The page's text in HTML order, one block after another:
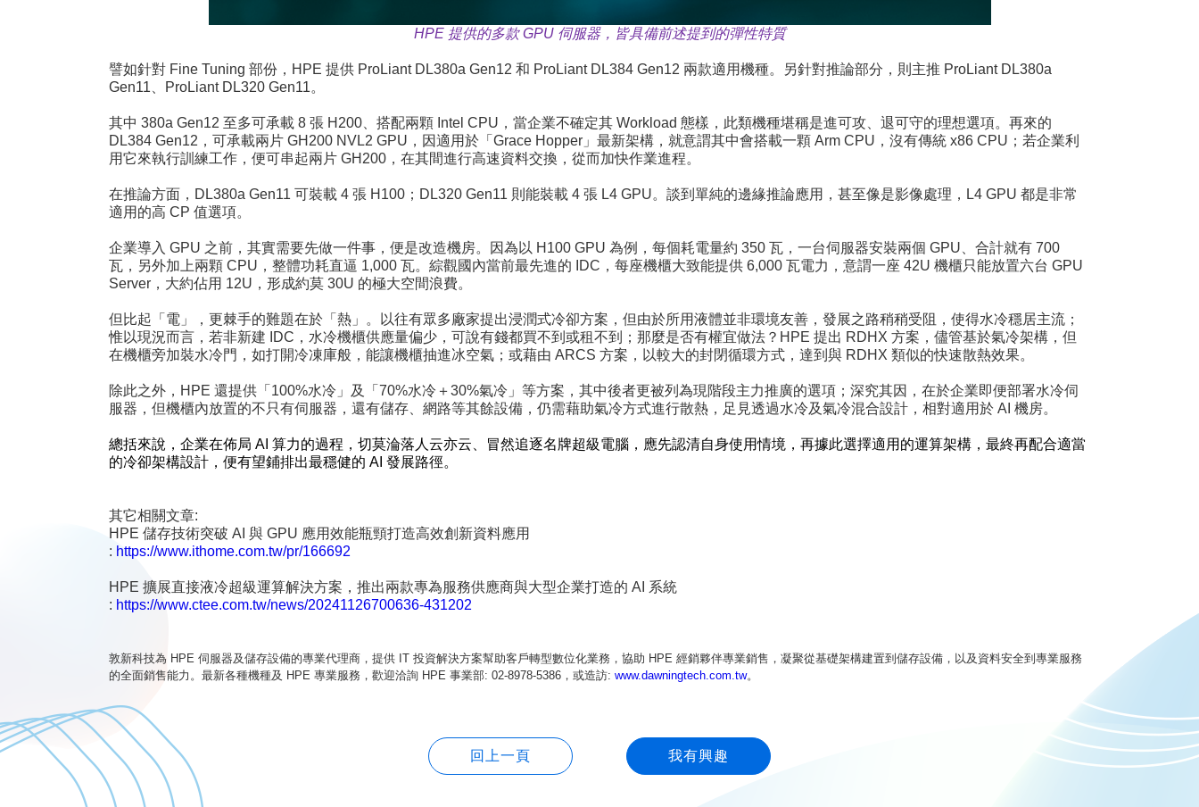
HPE 提供的多款 GPU 伺服器，皆具備前述提到的彈性特質
譬如針對 Fine Tuning 部份，HPE 提供 ProLiant DL380a Gen12 和 ProLiant DL384 Gen12 兩款適用機種。另針對推論部分，則主推 ProLiant DL380a
Gen11、ProLiant DL320 Gen11。
其中 380a Gen12 至多可承載 8 張 H200、搭配兩顆 Intel CPU，當企業不確定其 Workload 態樣，此類機種堪稱是進可攻、退可守的理想選項。再來的
DL384 Gen12，可承載兩片 GH200 NVL2 GPU，因適用於「Grace Hopper」最新架構，就意謂其中會搭載一顆 Arm CPU，沒有傳統 x86 CPU；若企業利
用它來執行訓練工作，便可串起兩片 GH200，在其間進行高速資料交換，從而加快作業進程。
在推論方面，DL380a Gen11 可裝載 4 張 H100；DL320 Gen11 則能裝載 4 張 L4 GPU。談到單純的邊緣推論應用，甚至像是影像處理，L4 GPU 都是非常
適用的高 CP 值選項。
企業導入 GPU 之前，其實需要先做一件事，便是改造機房。因為以 H100 GPU 為例，每個耗電量約 350 瓦，一台伺服器安裝兩個 GPU、合計就有 700
瓦，另外加上兩顆 CPU，整體功耗直逼 1,000 瓦。綜觀國內當前最先進的 IDC，每座機櫃大致能提供 6,000 瓦電力，意謂一座 42U 機櫃只能放置六台 GPU
Server，大約佔用 12U，形成約莫 30U 的極大空間浪費。
但比起「電」，更棘手的難題在於「熱」。以往有眾多廠家提出浸潤式冷卻方案，但由於所用液體並非環境友善，發展之路稍稍受阻，使得水冷穩居主流；
惟以現況而言，若非新建 IDC，水冷機櫃供應量偏少，可說有錢都買不到或租不到；那麼是否有權宜做法？HPE 提出 RDHX 方案，儘管基於氣冷架構，但
在機櫃旁加裝水冷門，如打開冷凍庫般，能讓機櫃抽進冰空氣；或藉由 ARCS 方案，以較大的封閉循環方式，達到與 RDHX 類似的快速散熱效果。
除此之外，HPE 還提供「100%水冷」及「70%水冷＋30%氣冷」等方案，其中後者更被列為現階段主力推廣的選項；深究其因，在於企業即便部署水冷伺
服器，但機櫃內放置的不只有伺服器，還有儲存、網路等其餘設備，仍需藉助氣冷方式進行散熱，足見透過水冷及氣冷混合設計，相對適用於 AI 機房。
總括來說，企業在佈局 AI 算力的過程，切莫淪落人云亦云、冒然追逐名牌超級電腦，應先認清自身使用情境，再據此選擇適用的運算架構，最終再配合適當
的冷卻架構設計，便有望鋪排出最穩健的 AI 發展路徑。
其它相關文章:
HPE 儲存技術突破 AI 與 GPU 應用效能瓶頸打造高效創新資料應用
: https://www.ithome.com.tw/pr/166692
HPE 擴展直接液冷超級運算解決方案，推出兩款專為服務供應商與大型企業打造的 AI 系統
: https://www.ctee.com.tw/news/20241126700636-431202
敦新科技為 HPE 伺服器及儲存設備的專業代理商，提供 IT 投資解決方案幫助客戶轉型數位化業務，協助 HPE 經銷夥伴專業銷售，凝聚從基礎架構建置到儲存設備，以及資料安全到專業服務
的全面銷售能力。最新各種機種及 HPE 專業服務，歡迎洽詢 HPE 事業部: 02-8978-5386，或造訪: www.dawningtech.com.tw。